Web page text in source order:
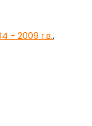
- 2009 г.в.,